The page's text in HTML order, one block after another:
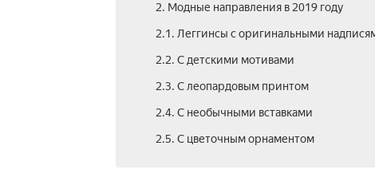
2. Модные направления в 2019 году
2.1. Леггинсы с оригинальными
2.2. С детскими мотивами
2.3. С леопардовым принтом
2.4. С необычными вставками
2.5. С цветочным орнаментом